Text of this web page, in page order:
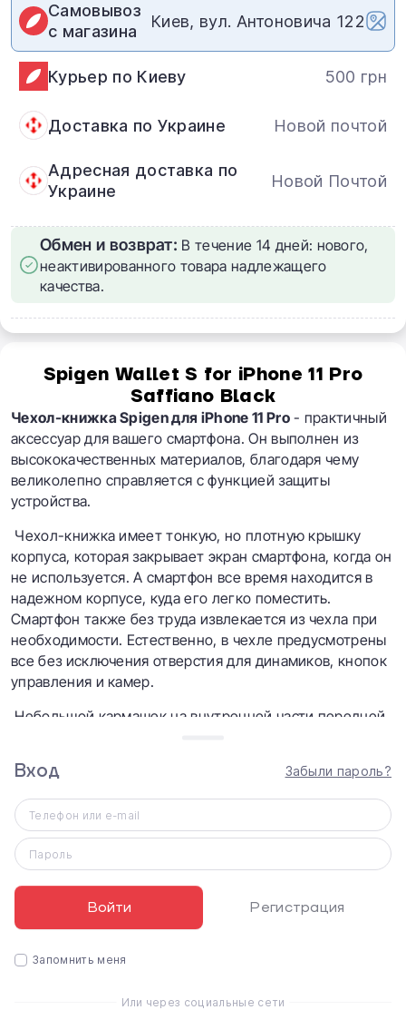
Самовывоз
с магазина
Киев, вул. Антоновича 122
Курьер по Киеву 500 грн
Доставка по Украине Новой почтой
Адресная доставка по
Украине
Новой Почтой
Обмен и возврат: В течение 14 дней: нового,
неактивированного товара надлежащего
качества.
Spigen Wallet S for iPhone 11 Pro
Saffiano Black
Чехол-книжка Spigen для iPhone 11 Pro- практичный
аксессуар для вашего смартфона. Он выполнен из
высококачественных материалов, благодаря чему
великолепно справляется с функцией защиты
устройства.
Чехол-книжка имеет тонкую, но плотную крышку
корпуса, которая закрывает экран смартфона, когда он
не используется. А смартфон все время находится в
надежном корпусе, куда его легко поместить.
Смартфон также без труда извлекается из чехла при
необходимости. Естественно, в чехле предусмотрены
все без исключения отверстия для динамиков, кнопок
управления и камер.
Небольшой кармашек на внутренней части передней
были у вас под руками. Чехол-книжка для iPhone 11
Pro — это идеальная защита для вашего смартфона!
Особенности:
Оригинальный внешний вид
Надежная защита
Тонкость, легкость и прочность
Свободный доступ ко всем портам и разъемам
Внутренний карман для визиток или кредитных карт
Вход Забыли пароль?
Телефон или e-mail
Пароль
Войти Регистрация
Запомнить меня
Или через социальные сети